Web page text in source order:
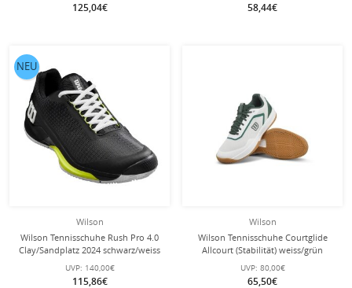
125,04€ 58,44€
Wilson
Wilson Tennisschuhe Rush Pro 4.0
Clay/Sandplatz 2024 schwarz/weiss
Herren
UVP: 140,00€
115,86€
NEU
Wilson
Wilson Tennisschuhe Courtglide
Allcourt (Stabilität) weiss/grün
Herren
UVP: 80,00€
65,50€